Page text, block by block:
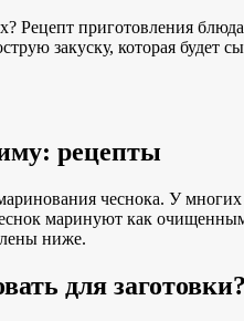
Рецепт приготовления
закуску, которая будет
рецепты
чеснока. У
маринуют как
ниже.
для заготовки?